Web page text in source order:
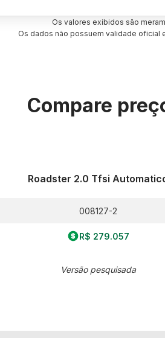
Os valores exibidos são
Os dados não possuem validade oficial
Compare
Roadster 2.0 Tfsi
008127-2
R$ 279.057
Versão pesquisada